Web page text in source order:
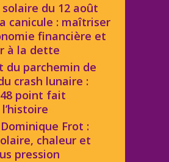
solaire du 12 août
canicule : maîtriser
financière et
à la dette
du parchemin de
crash lunaire :
point fait
Frot :
chaleur et
pression